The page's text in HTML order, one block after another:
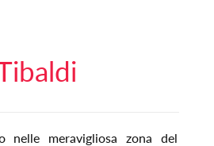
nelle meravigliosa zona del